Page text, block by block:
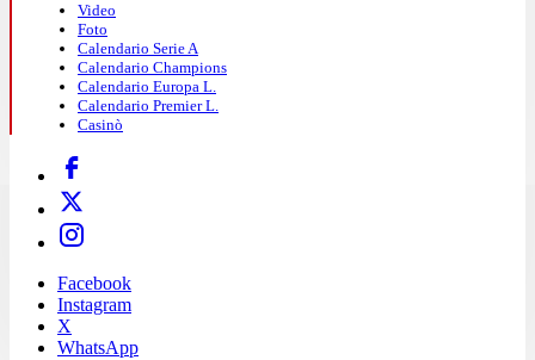
Video
Foto
Calendario Serie A
Calendario Champions
Calendario Europa L.
Calendario Premier L.
Casinò
Facebook
Instagram
X
WhatsApp